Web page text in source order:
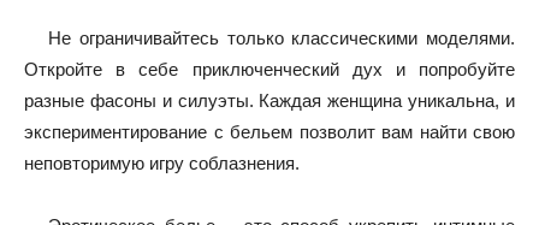
Не ограничивайтесь только классическими моделями.
Откройте в себе приключенческий дух и попробуйте
разные фасоны и силуэты. Каждая женщина уникальна, и
экспериментирование с бельем позволит вам найти свою
неповторимую игру соблазнения.